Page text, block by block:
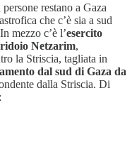
restano a Gaza
che c’è sia a sud
mezzo c’è l’esercito
Netzarim,
la Striscia, tagliata in
dal sud di Gaza da
dalla Striscia. Di